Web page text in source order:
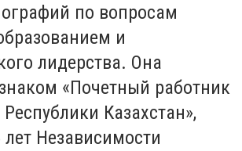
по вопросам
и
лидерства. Она
«Почетный работник
Казахстан»,
Независимости